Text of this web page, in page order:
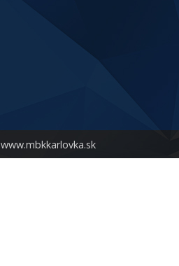
www.mbkkarlovka.sk